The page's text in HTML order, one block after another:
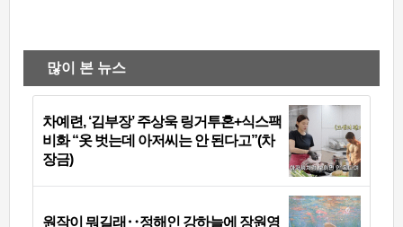
많이 본 뉴스
차예련, ‘김부장’ 주상욱 링거투혼+식스팩
비화 “옷 벗는데 아저씨는 안 된다고”(차
장금)
원작이 뭐길래‥정해인 강하늘에 장원영